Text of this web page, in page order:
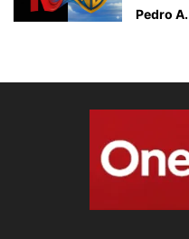
Pedro A.